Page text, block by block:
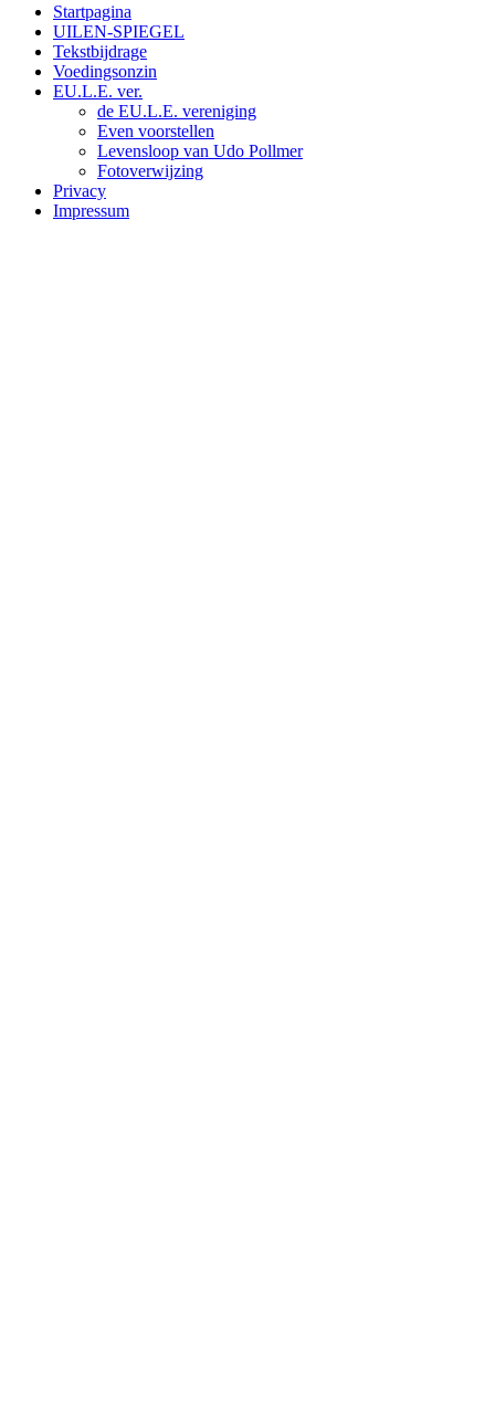
Startpagina
UILEN-SPIEGEL
Tekstbijdrage
Voedingsonzin
EU.L.E. ver.
de EU.L.E. vereniging
Even voorstellen
Levensloop van Udo Pollmer
Fotoverwijzing
Privacy
Impressum